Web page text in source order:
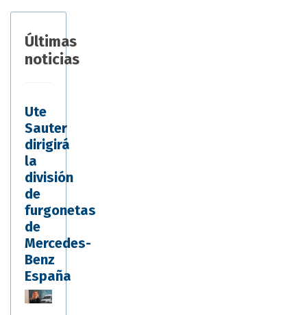
Últimas
noticias
Ute
Sauter
dirigirá
la
división
de
furgonetas
de
Mercedes-
Benz
España